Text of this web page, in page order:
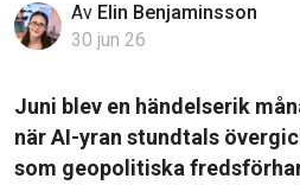
Av Elin Benjaminsson
30 jun 26
Juni blev en händelserik
när AI-yran stundtals
som geopolitiska